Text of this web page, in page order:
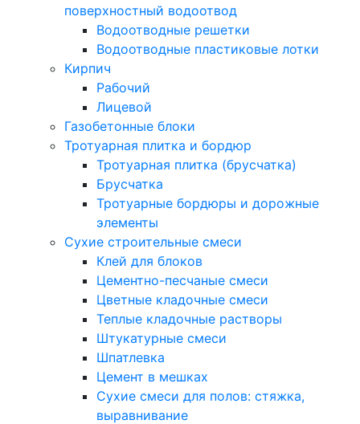
поверхностный водоотвод
Водоотводные решетки
Водоотводные пластиковые лотки
Кирпич
Рабочий
Лицевой
Газобетонные блоки
Тротуарная плитка и бордюр
Тротуарная плитка (брусчатка)
Брусчатка
Тротуарные бордюры и дорожные
элементы
Сухие строительные смеси
Клей для блоков
Цементно-песчаные смеси
Цветные кладочные смеси
Теплые кладочные растворы
Штукатурные смеси
Шпатлевка
Цемент в мешках
Сухие смеси для полов: стяжка,
выравнивание